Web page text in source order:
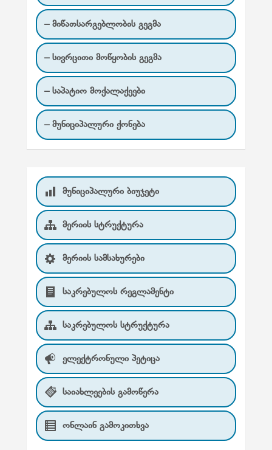
– მიწათსარგებლობის გეგმა
– სივრცითი მოწყობის გეგმა
– საპატიო მოქალაქეები
– მუნიციპალური ქონება
მუნიციპალური ბიუჯეტი
მერიის სტრუქტურა
მერიის სამსახურები
საკრებულოს რეგლამენტი
საკრებულოს სტრუქტურა
ელექტრონული პეტიცა
საიახლეების გამოწერა
ონლაინ გამოკითხვა